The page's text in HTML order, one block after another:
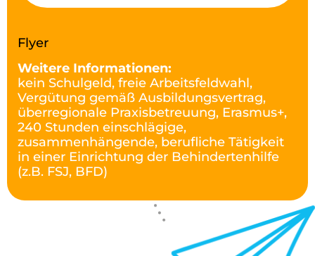
Flyer
Weitere Informationen:
kein Schulgeld, freie Arbeitsfeldwahl,
Vergütung gemäß Ausbildungsvertrag,
überregionale Praxisbetreuung, Erasmus+,
240 Stunden einschlägige,
zusammenhängende, berufliche Tätigkeit
in einer Einrichtung der Behindertenhilfe
(z.B. FSJ, BFD)